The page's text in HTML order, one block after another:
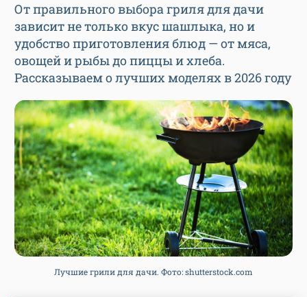
От правильного выбора гриля для дачи
зависит не только вкус шашлыка, но и
удобство приготовления блюд — от мяса,
овощей и рыбы до пиццы и хлеба.
Рассказываем о лучших моделях в 2026 году
Лучшие грили для дачи. Фото: shutterstock.com